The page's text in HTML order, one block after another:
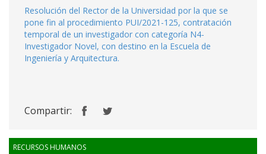
Resolución del Rector de la Universidad por la que se
pone fin al procedimiento PUI/2021-125, contratación
temporal de un investigador con categoría N4-
Investigador Novel, con destino en la Escuela de
Ingeniería y Arquitectura.
Compartir:
RECURSOS HUMANOS